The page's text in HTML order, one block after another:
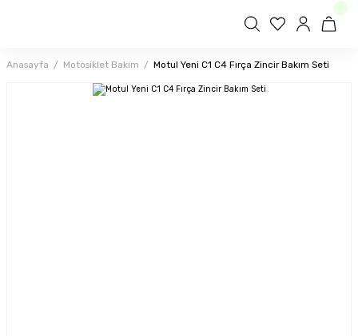
Anasayfa Motosiklet Bakım Motul Yeni C1 C4 Fırça Zincir Bakım Seti